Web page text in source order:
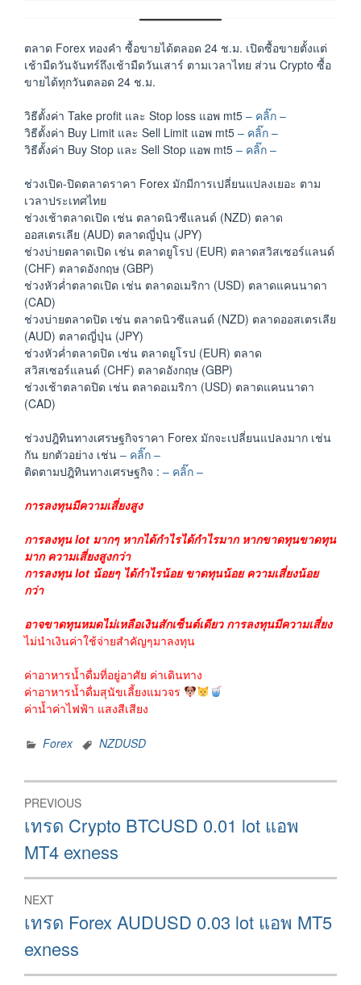
ตลาด Forex ทองคำ ซื้อขายได้ตลอด 24 ช.ม. เปิดซื้อขายตั้งแต่
เช้ามืดวันจันทร์ถึงเช้ามืดวันเสาร์ ตามเวลาไทย ส่วน Crypto ซื้อ
ขายได้ทุกวันตลอด 24 ช.ม.
วิธีตั้งค่า Take profit และ Stop loss แอพ mt5 – คลิ๊ก –
วิธีตั้งค่า Buy Limit และ Sell Limit แอพ mt5 – คลิ๊ก –
วิธีตั้งค่า Buy Stop และ Sell Stop แอพ mt5 – คลิ๊ก –
ช่วงเปิด-ปิดตลาดราคา Forex มักมีการเปลี่ยนแปลงเยอะ ตาม
เวลาประเทศไทย
ช่วงเช้าตลาดเปิด เช่น ตลาดนิวซีแลนด์ (NZD) ตลาด
ออสเตรเลีย (AUD) ตลาดญี่ปุ่น (JPY)
ช่วงบ่ายตลาดเปิด เช่น ตลาดยูโรป (EUR) ตลาดสวิสเซอร์แลนด์
(CHF) ตลาดอังกฤษ (GBP)
ช่วงหัวค่ำตลาดเปิด เช่น ตลาดอเมริกา (USD) ตลาดแคนนาดา
(CAD)
ช่วงบ่ายตลาดปิด เช่น ตลาดนิวซีแลนด์ (NZD) ตลาดออสเตรเลีย
(AUD) ตลาดญี่ปุ่น (JPY)
ช่วงหัวค่ำตลาดปิด เช่น ตลาดยูโรป (EUR) ตลาด
สวิสเซอร์แลนด์ (CHF) ตลาดอังกฤษ (GBP)
ช่วงเช้าตลาดปิด เช่น ตลาดอเมริกา (USD) ตลาดแคนนาดา
(CAD)
ช่วงปฎิทินทางเศรษฐกิจราคา Forex มักจะเปลี่ยนแปลงมาก เช่น
กัน ยกตัวอย่าง เช่น – คลิ๊ก –
ติดตามปฎิทินทางเศรษฐกิจ : – คลิ๊ก –
การลงทุนมีความเสี่ยงสูง
การลงทุน lot มากๆ หากได้กำไรได้กำไรมาก หากขาดทุนขาดทุน
มาก ความเสี่ยงสูงกว่า
การลงทุน lot น้อยๆ ได้กำไรน้อย ขาดทุนน้อย ความเสี่ยงน้อย
กว่า
อาจขาดทุนหมดไม่เหลือเงินสักเซ็นต์เดียว การลงทุนมีความเสี่ยง
ไม่นำเงินค่าใช้จ่ายสำคัญๆมาลงทุน
ค่าอาหารน้ำดื่มที่อยู่อาศัย ค่าเดินทาง
ค่าอาหารน้ำดื่มสุนัขเลี้ยงแมวจร
ค่าน้ำค่าไฟฟ้า แสงสีเสียง
Forex NZDUSD
Post
navigation
PREVIOUS
Previous
post:
เทรด Crypto BTCUSD 0.01 lot แอพ
MT4 exness
NEXT
Next
post:
เทรด Forex AUDUSD 0.03 lot แอพ MT5
exness